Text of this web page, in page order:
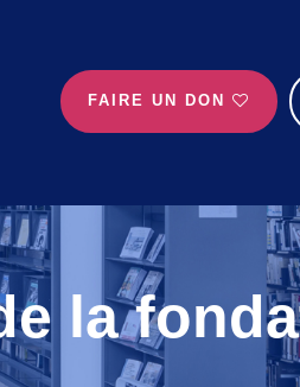
FAIRE UN DON
la